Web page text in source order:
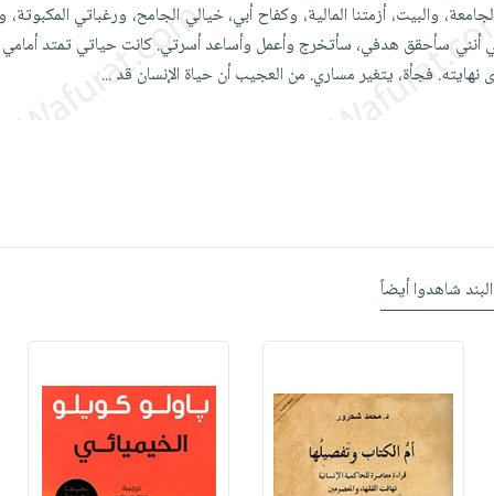
والبيت، أزمتنا المالية، وكفاح أبي، خيالي الجامح، ورغباتي
أنني سأحقق هدفي، سأتخرج وأعمل وأساعد أسرتي. كانت حياتي تمتد
فجأة، يتغير مساري. من العجيب أن حياة الإنسان قد...
شاهدوا أيضاً